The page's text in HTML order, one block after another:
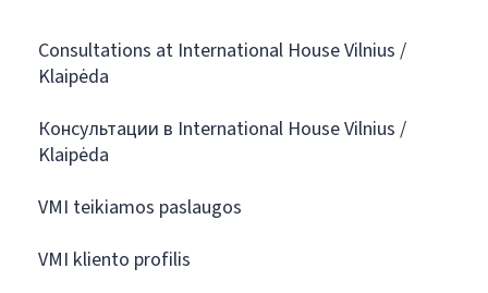
Consultations at International House Vilnius /
Klaipėda
Консультации в International House Vilnius /
Klaipėda
VMI teikiamos paslaugos
VMI kliento profilis